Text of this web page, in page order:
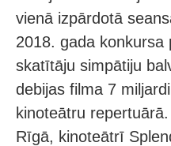
vienā izpārdotā
2018. gada
skatītāju simpātiju
debijas filma 7
kinoteātru
Rīgā, kinoteātrī